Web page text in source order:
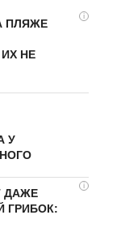
i
ПЛЯЖЕ
НЕ
У
i
ДАЖЕ
ГРИБОК: